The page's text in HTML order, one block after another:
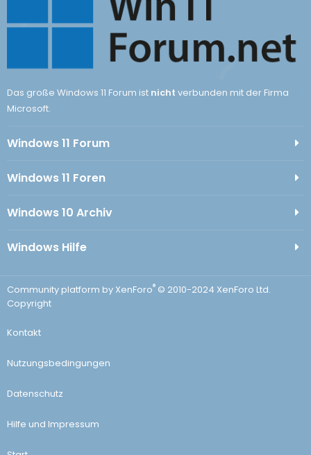
Das große Windows 11 Forum ist nicht verbunden mit der Firma
Microsoft.
Windows 11 Forum
Windows 11 Foren
Windows 10 Archiv
Windows Hilfe
Community platform by XenForo® © 2010-2024 XenForo Ltd.
Copyright
Kontakt
Nutzungsbedingungen
Datenschutz
Hilfe und Impressum